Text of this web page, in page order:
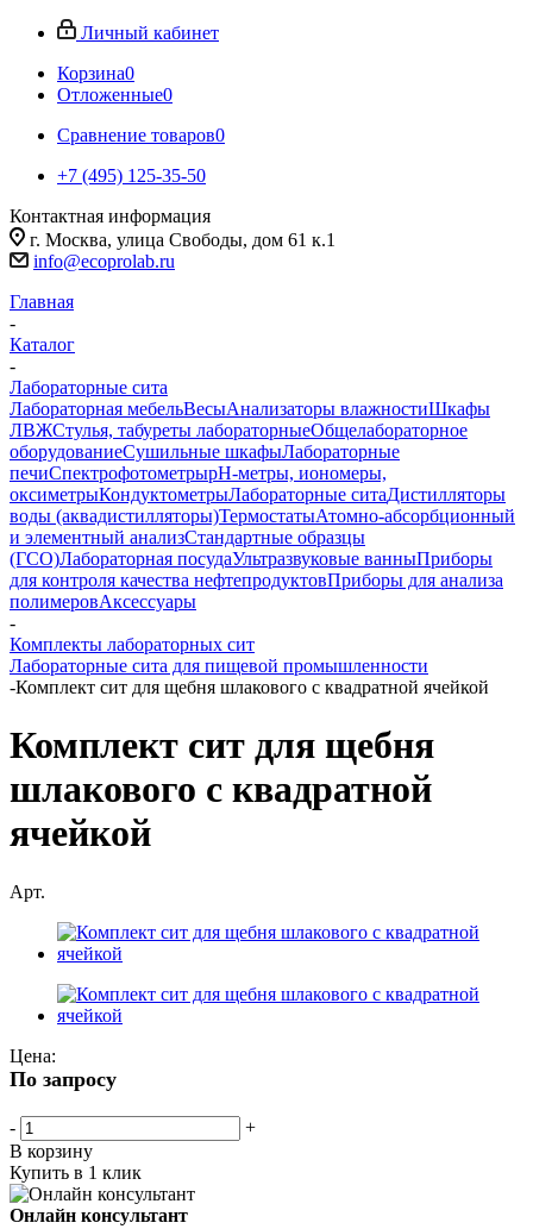
Личный кабинет
Корзина0
Отложенные0
Сравнение товаров0
+7 (495) 125-35-50
Контактная информация
г. Москва, улица Свободы, дом 61 к.1
info@ecoprolab.ru
Главная
-
Каталог
-
Лабораторные сита
Лабораторная мебельВесыАнализаторы влажностиШкафы
ЛВЖСтулья, табуреты лабораторныеОбщелабораторное
оборудованиеСушильные шкафыЛабораторные
печиСпектрофотометрыpH-метры, иономеры,
оксиметрыКондуктометрыЛабораторные ситаДистилляторы
воды (аквадистилляторы)ТермостатыАтомно-абсорбционный
и элементный анализСтандартные образцы
(ГСО)Лабораторная посудаУльтразвуковые ванныПриборы
для контроля качества нефтепродуктовПриборы для анализа
полимеровАксессуары
-
Комплекты лабораторных сит
Лабораторные сита для пищевой промышленности
-Комплект сит для щебня шлакового с квадратной ячейкой
Комплект сит для щебня
шлакового с квадратной
ячейкой
Арт.
Цена:
По запросу
-
+
В корзину
Купить в 1 клик
Онлайн консультант